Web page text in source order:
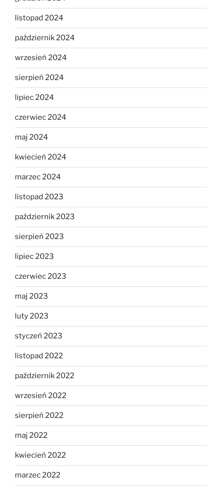
listopad 2024
październik 2024
wrzesień 2024
sierpień 2024
lipiec 2024
czerwiec 2024
maj 2024
kwiecień 2024
marzec 2024
listopad 2023
październik 2023
sierpień 2023
lipiec 2023
czerwiec 2023
maj 2023
luty 2023
styczeń 2023
listopad 2022
październik 2022
wrzesień 2022
sierpień 2022
maj 2022
kwiecień 2022
marzec 2022